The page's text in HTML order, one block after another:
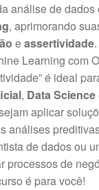
análise de dados
, aprimorando
eassertividade
Learning com
é ideal
, Data Science
aplicar
análises
de dados ou
processos de
é para você!